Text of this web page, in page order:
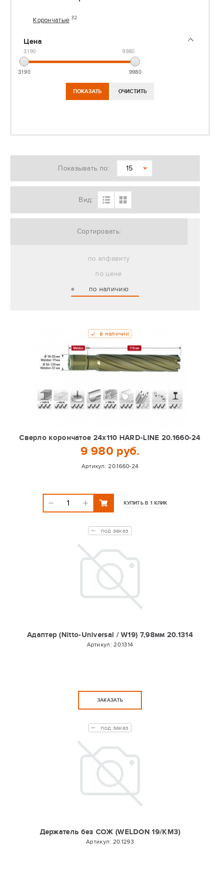
Корончатые 32
Цена
3190 9980
3190 9980
Показывать по: 15
Вид:
Сортировать:
по алфавиту
по цене
по наличию
Сверло корончатое 24х110 HARD-LINE 20.1660-24
9 980 руб.
Артикул:20.1660-24
в наличии
КУПИТЬ В 1 КЛИК
Адаптер (Nitto-Universal / W19) 7,98мм 20.1314
Артикул:20.1314
под заказ
ЗАКАЗАТЬ
Держатель без СОЖ (WELDON 19/КМ3)
Артикул: 20.1293
под заказ